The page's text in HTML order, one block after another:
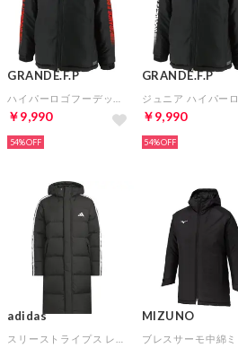
GRANDE.F.P
￥9,990
54%
GRANDE.F.P
￥9,990
54%
adidas MIZUNO